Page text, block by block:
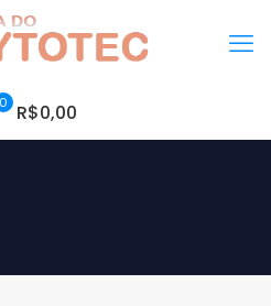
0 R$0,00